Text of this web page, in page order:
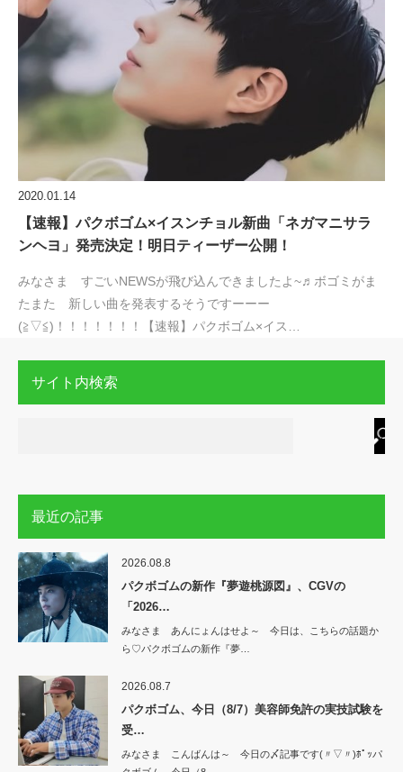
2020.01.14
【速報】パクボゴム×イスンチョル新曲「ネガマニサラ
ンヘヨ」発売決定！明日ティーザー公開！
みなさま すごいNEWSが飛び込んできましたよ~♬ボゴミがま
たまた 新しい曲を発表するそうですーーー
(≧▽≦)！！！！！！！【速報】パクボゴム×イス…
サイト内検索
最近の記事
2026.08.8
パクボゴムの新作『夢遊桃源図』、CGVの
「2026…
みなさま あんにょんはせよ～ 今日は、こちらの話題か
ら♡パクボゴムの新作『夢…
2026.08.7
パクボゴム、今日（8/7）美容師免許の実技試験を
受…
みなさま こんばんは～ 今日の〆記事です(〃▽〃)ﾎﾟｯパ